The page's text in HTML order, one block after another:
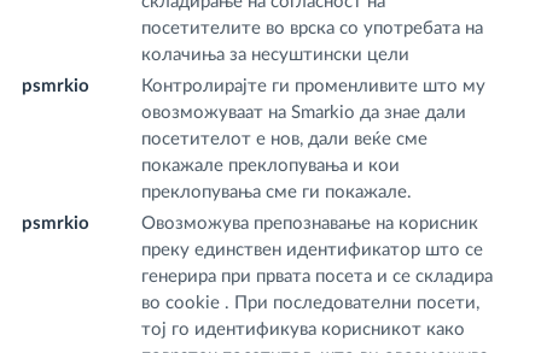
посетителите во врска со употребата на
колачиња за несуштински цели
psmrkio
Контролирајте ги променливите што му
овозможуваат на Smarkio да знае дали
посетителот е нов, дали веќе сме
покажале преклопувања и кои
преклопувања сме ги покажале.
psmrkio
Овозможува препознавање на корисник
преку единствен идентификатор што се
генерира при првата посета и се складира
во cookie . При последователни посети,
тој го идентификува корисникот како